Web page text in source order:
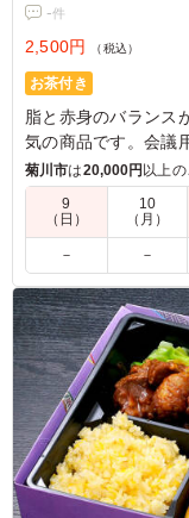
-件
2,500円 （税込）
お茶付き
脂と赤身のバランス
気の商品です。会議
上がりください。
菊川市は20,000円以上
9
（日）
10
（月）
－ －